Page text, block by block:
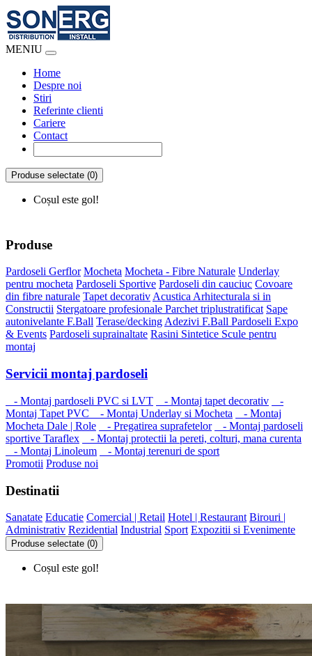
MENIU
Home
Despre noi
Stiri
Referinte clienti
Cariere
Contact
Produse selectate (0)
Coșul este gol!
Produse
Pardoseli Gerflor Mocheta Mocheta - Fibre Naturale Underlay
pentru mocheta Pardoseli Sportive Pardoseli din cauciuc Covoare
din fibre naturale Tapet decorativAcustica Arhitecturala si in
Constructii Stergatoare profesionale Parchet triplustratificat Sape
autonivelante F.Ball Terase/deckingAdezivi F.Ball Pardoseli Expo
& Events Pardoseli suprainaltate Rasini Sintetice Scule pentru
montaj
Servicii montaj pardoseli
- Montaj pardoseli PVC si LVT - Montaj tapet decorativ
-
Montaj Tapet PVC
- Montaj Underlay si Mocheta
- Montaj
Mocheta Dale | Role
- Pregatirea suprafetelor
- Montaj pardoseli
sportive Taraflex
- Montaj protectii la pereti, colturi, mana curenta
- Montaj Linoleum
- Montaj terenuri de sport
Promotii Produse noi
Destinatii
Sanatate Educatie Comercial | Retail Hotel | Restaurant Birouri |
Administrativ Rezidential Industrial Sport Expozitii si Evenimente
Produse selectate (0)
Coșul este gol!